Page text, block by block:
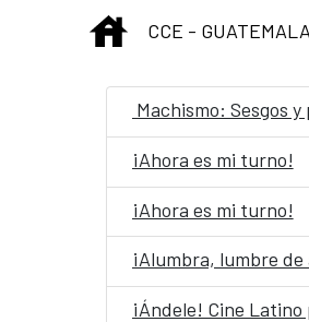
INICIO
CCE - GUATEMALA
Machismo: Sesgos
¡Ahora es mi turno!
¡Ahora es mi turno!
¡Alumbra, lumbre
¡Ándele! Cine